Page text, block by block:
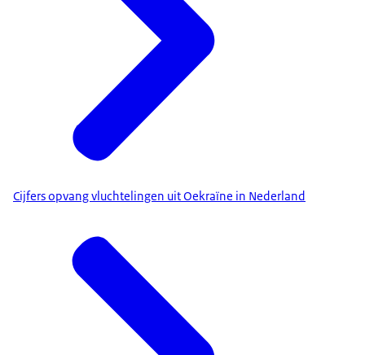
Cijfers opvang vluchtelingen uit Oekraïne in Nederland